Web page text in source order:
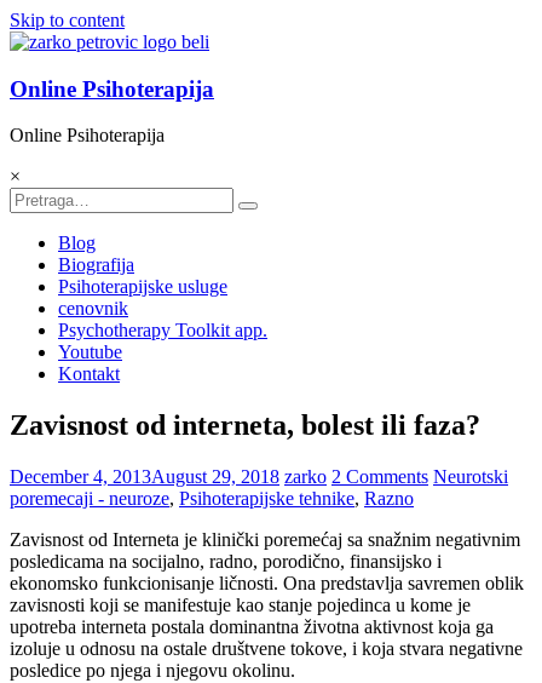
Skip to content
Online Psihoterapija
Online Psihoterapija
×
Blog
Biografija
Psihoterapijske usluge
cenovnik
Psychotherapy Toolkit app.
Youtube
Kontakt
Zavisnost od interneta, bolest ili faza?
December 4, 2013August 29, 2018 zarko 2 Comments Neurotski
poremecaji - neuroze, Psihoterapijske tehnike, Razno
Zavisnost od Interneta je klinički poremećaj sa snažnim negativnim
posledicama na socijalno, radno, porodično, finansijsko i
ekonomsko funkcionisanje ličnosti. Ona predstavlja savremen oblik
zavisnosti koji se manifestuje kao stanje pojedinca u kome je
upotreba interneta postala dominantna životna aktivnost koja ga
izoluje u odnosu na ostale društvene tokove, i koja stvara negativne
posledice po njega i njegovu okolinu.